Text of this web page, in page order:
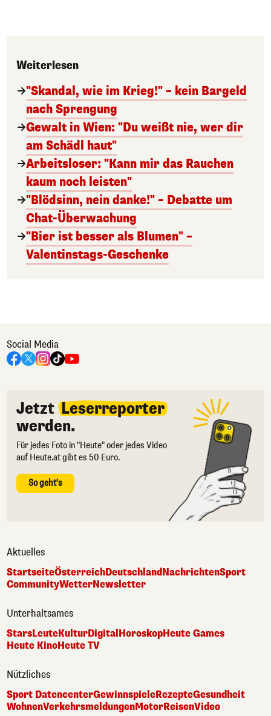
Weiterlesen
"Skandal, wie im Krieg!" – kein Bargeld
nach Sprengung
Gewalt in Wien: "Du weißt nie, wer dir
am Schädl haut"
Arbeitsloser: "Kann mir das Rauchen
kaum noch leisten"
"Blödsinn, nein danke!" – Debatte um
Chat-Überwachung
"Bier ist besser als Blumen" –
Valentinstags-Geschenke
Social Media
Jetzt Leserreporter
werden.
Für jedes Foto in "Heute" oder jedes Video
auf Heute.at gibt es 50 Euro.
So geht's
Aktuelles
StartseiteÖsterreichDeutschlandNachrichtenSport
CommunityWetterNewsletter
Unterhaltsames
StarsLeuteKulturDigital HoroskopHeute Games
Heute KinoHeute TV
Nützliches
Sport DatencenterGewinnspieleRezepteGesundheit
WohnenVerkehrsmeldungenMotorReisenVideo